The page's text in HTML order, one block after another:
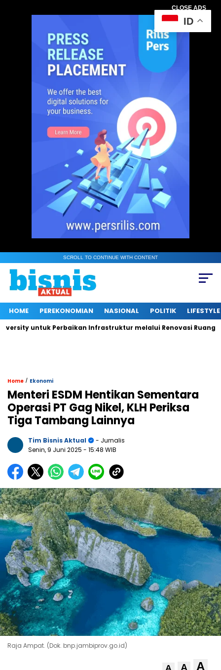
CLOSE ADS
SCROLL TO CONTINUE WITH CONTENT
HOME PEREKONOMIAN NASIONAL POLITIK LIFESTYLE
untuk Perbaikan Infrastruktur melalui Renovasi Ruang Publik
Home / Ekonomi
Menteri ESDM Hentikan Sementara
Operasi PT Gag Nikel, KLH Periksa
Tiga Tambang Lainnya
Tim Bisnis Aktual
- Jurnalis
Senin, 9 Juni 2025 - 15:48 WIB
Raja Ampat. (Dok. bnp.jambiprov.go.id)
A A A
ID